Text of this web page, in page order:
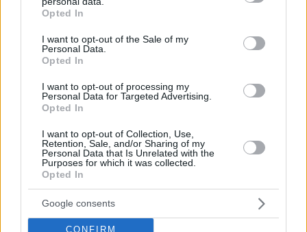
grant or deny consent to Google and its third-party tags to
use your data for below specified purposes in below Google
consent section.
Opted In
I want to opt-out of the Sale of my
Personal Data.
Opted In
I want to opt-out of processing my
Personal Data for Targeted Advertising.
Opted In
I want to opt-out of Collection, Use,
Retention, Sale, and/or Sharing of my
Personal Data that Is Unrelated with the
Purposes for which it was collected.
Opted In
Google consents
CONFIRM
«Τα έχω χάσει όλα»: Συντετριμμένος ο πατέρας
και σύζυγος των θυμάτων στο τροχαίο στις
Σέρρες
07.08.2026, 14:57